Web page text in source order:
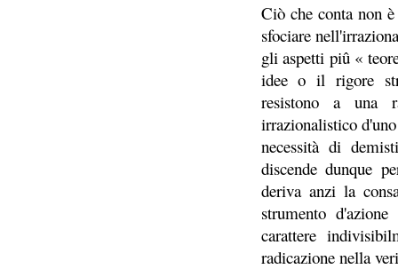
Ciò che conta non
sfociare
gli aspetti piû «
idee o il rigore
resistono a una
irrazionalistico
necessità di
discende dunque
deriva anzi la
strumento
carattere
radicazione nella